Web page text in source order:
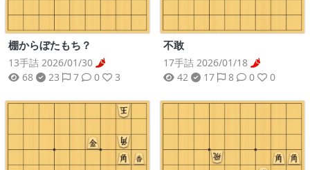
棚からぼたもち？
13手詰 2026/01/30
68
23 7 0 3
不敢
17手詰 2026/01/18
42
17 8 0 0